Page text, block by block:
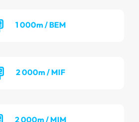
1 000m / BEM
2 000m / MIF
2 000m / MIM